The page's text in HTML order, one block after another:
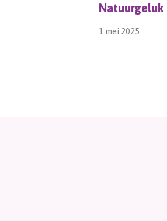
Natuurgeluk
1 mei 2025